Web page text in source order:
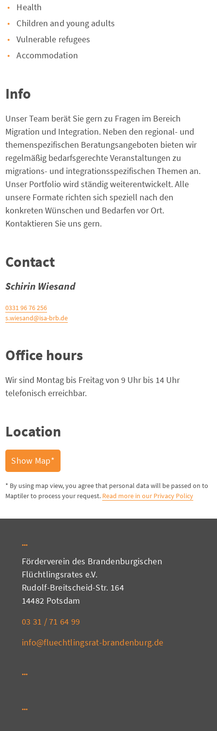
Health
Children and young adults
Vulnerable refugees
Accommodation
Info
Unser Team berät Sie gern zu Fragen im Bereich
Migration und Integration. Neben den regional- und
themenspezifischen Beratungsangeboten bieten wir
regelmäßig bedarfsgerechte Veranstaltungen zu
migrations- und integrationsspezifischen Themen an.
Unser Portfolio wird ständig weiterentwickelt. Alle
unsere Formate richten sich speziell nach den
konkreten Wünschen und Bedarfen vor Ort.
Kontaktieren Sie uns gern.
Contact
Schirin Wiesand
0331 96 76 256
s.wiesand@isa-brb.de
Office hours
Wir sind Montag bis Freitag von 9 Uhr bis 14 Uhr
telefonisch erreichbar.
Location
Show Map*
* By using map view, you agree that personal data will be passed on to
Maptiler to process your request. Read more in our Privacy Policy
Förderverein des Brandenburgischen
Flüchtlingsrates e.V.
Rudolf-Breitscheid-Str. 164
14482 Potsdam
03 31 / 71 64 99
info@fluechtlingsrat-brandenburg.de